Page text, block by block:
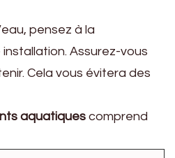
pensez à la
Assurez-vous
Cela vous évitera des
aquatiques comprend